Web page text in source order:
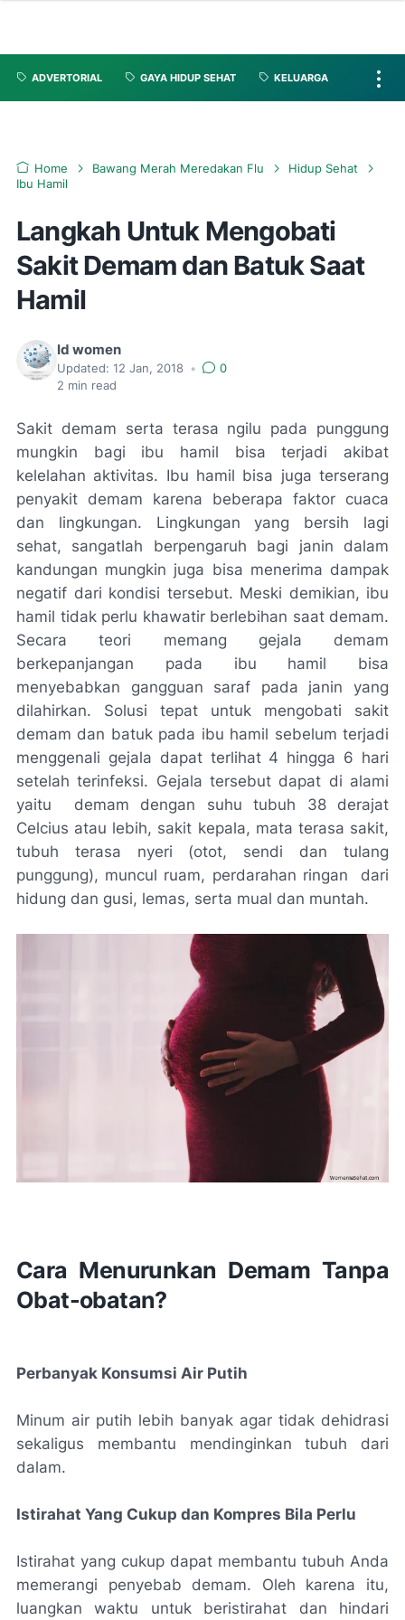
ADVERTORIAL GAYA HIDUP SEHAT KELUARGA
Home Bawang Merah Meredakan Flu
Hidup Sehat
Ibu Hamil
Langkah Untuk Mengobati
Sakit Demam dan Batuk Saat
Hamil
Id women
Updated: 12 Jan, 2018 •
0
2 min read
Sakit demam serta terasa ngilu pada punggung
mungkin bagi ibu hamil bisa terjadi akibat
kelelahan aktivitas. Ibu hamil bisa juga terserang
penyakit demam karena beberapa faktor cuaca
dan lingkungan. Lingkungan yang bersih lagi
sehat, sangatlah berpengaruh bagi janin dalam
kandungan mungkin juga bisa menerima dampak
negatif dari kondisi tersebut. Meski demikian, ibu
hamil tidak perlu khawatir berlebihan saat demam.
Secara teori memang gejala demam
berkepanjangan pada ibu hamil bisa
menyebabkan gangguan saraf pada janin yang
dilahirkan. Solusi tepat untuk mengobati sakit
demam dan batuk pada ibu hamil sebelum terjadi
menggenali gejala dapat terlihat 4 hingga 6 hari
setelah terinfeksi. Gejala tersebut dapat di alami
yaitu demam dengan suhu tubuh 38 derajat
Celcius atau lebih, sakit kepala, mata terasa sakit,
tubuh terasa nyeri (otot, sendi dan tulang
punggung), muncul ruam, perdarahan ringan dari
hidung dan gusi, lemas, serta mual dan muntah.
Cara Menurunkan Demam Tanpa
Obat-obatan?
Perbanyak Konsumsi Air Putih
Minum air putih lebih banyak agar tidak dehidrasi
sekaligus membantu mendinginkan tubuh dari
dalam.
Istirahat Yang Cukup dan Kompres Bila Perlu
Istirahat yang cukup dapat membantu tubuh Anda
memerangi penyebab demam. Oleh karena itu,
luangkan waktu untuk beristirahat dan hindari